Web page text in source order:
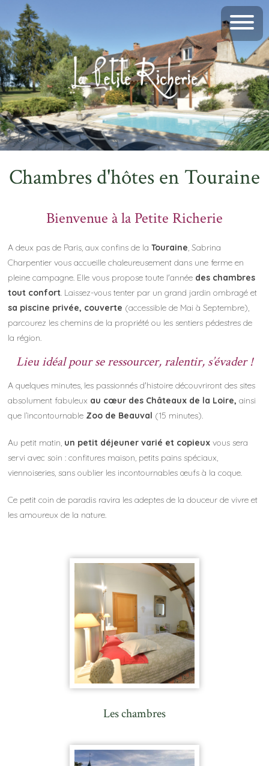
Chambres d'hôtes en Touraine
Bienvenue à la Petite Richerie
A deux pas de Paris, aux confins de laTouraine, Sabrina
Charpentier vous accueille chaleureusement dans une ferme en
pleine campagne. Elle vous propose toute l'année des chambres
tout confort. Laissez-vous tenter par un grand jardin ombragé et
sa piscine privée, couverte (accessible de Mai à Septembre),
parcourez les chemins de la propriété ou les sentiers pédestres de
la région.
Lieu idéal pour se ressourcer, ralentir, s’évader !
A quelques minutes, les passionnés d'histoire découvriront des sites
absolument fabuleux au cœur des Châteaux de la Loire,ainsi
que l’incontournable Zoo de Beauval (15 minutes).
Au petit matin, un petit déjeuner varié et copieux vous sera
servi avec soin : confitures maison, petits pains spéciaux,
viennoiseries, sans oublier les incontournables œufs à la coque.
Ce petit coin de paradis ravira les adeptes de la douceur de vivre et
les amoureux de la nature.
Les chambres